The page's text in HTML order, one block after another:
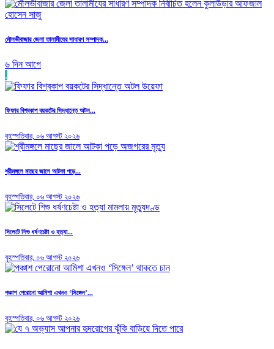
মৌলভীবাজার জেলা তালামীযের সাধারণ সম্পাদক...
৬ দিন আগে
.
ফিফার বিশ্বকাপ বয়কটের সিদ্ধান্তে অটল...
বৃহস্পতিবার, ০৬ আগস্ট ২০২৬
শ্রীমঙ্গলে মাছের জালে আটকা পড়ে...
বৃহস্পতিবার, ০৬ আগস্ট ২০২৬
সিলেটে শিশু ধর্ষণচেষ্টা ও হত্যা...
বৃহস্পতিবার, ০৬ আগস্ট ২০২৬
পঞ্চাশ পেরোনো আমিশা এখনও ‘সিঙ্গেল’...
বৃহস্পতিবার, ০৬ আগস্ট ২০২৬